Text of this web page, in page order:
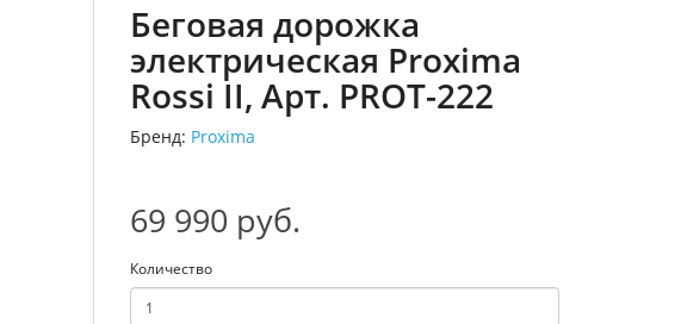
Беговая дорожка
электрическая Proxima
Rossi II, Арт. PROT-222
Бренд: Proxima
69 990 руб.
Количество